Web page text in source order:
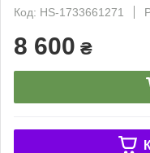
Код: HS-1733661271
8 600 ₴